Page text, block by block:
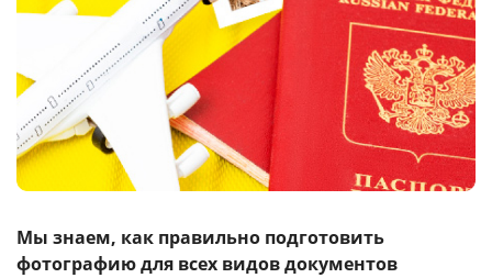
Фотоподарки
Багетная мастерская
Полиграфия
Услуги и сервис
Магазин
Мы знаем, как правильно подготовить
фотографию для всех видов документов